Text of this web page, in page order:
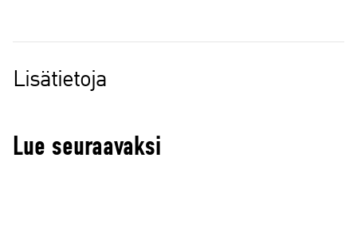
Lisätietoja
Lue seuraavaksi